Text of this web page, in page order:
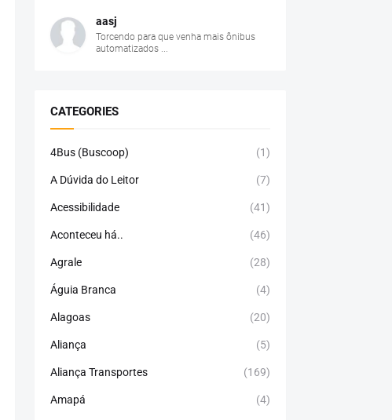
aasj
Torcendo para que venha mais ônibus
automatizados ...
CATEGORIES
4Bus (Buscoop) (1)
A Dúvida do Leitor (7)
Acessibilidade (41)
Aconteceu há.. (46)
Agrale (28)
Águia Branca (4)
Alagoas (20)
Aliança (5)
Aliança Transportes (169)
Amapá (4)